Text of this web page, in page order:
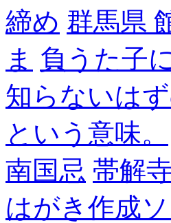
締め 群馬県
ま 負うた子
知らないは
という意味。
南国忌 帯解
はがき作成